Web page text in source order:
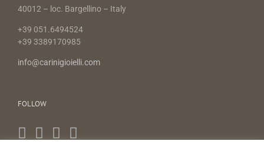
40012 – loc. Bargellino – Italy
+39 051.6494524
+39 3389170985
info@carinigioielli.com
FOLLOW